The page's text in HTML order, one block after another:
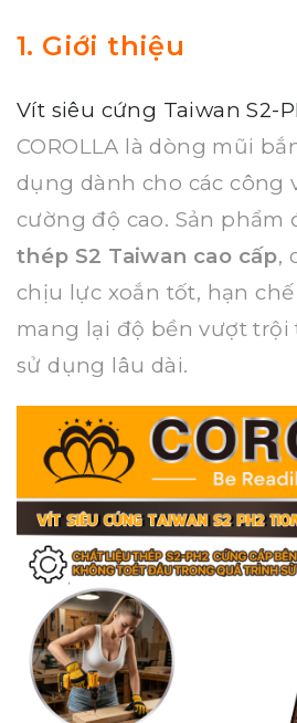
1. Giới thiệu
Vít siêu cứng Taiwan S2-
COROLLA là dòng mũi
dụng dành cho các công
cường độ cao. Sản phẩm
thép S2 Taiwan cao cấp,
chịu lực xoắn tốt, hạn
mang lại độ bền vượt
sử dụng lâu dài.